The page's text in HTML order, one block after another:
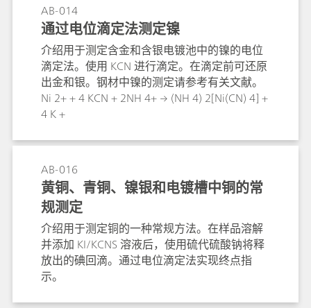
AB-014
通过电位滴定法测定镍
介绍用于测定含金和含银电镀池中的镍的电位
滴定法。使用 KCN 进行滴定。在滴定前可还原
出金和银。钢材中镍的测定请参考有关文献。
Ni 2+ + 4 KCN + 2NH 4+ → (NH 4) 2[Ni(CN) 4] +
4 K +
AB-016
黄铜、青铜、镍银和电镀槽中铜的常
规测定
介绍用于测定铜的一种常规方法。在样品溶解
并添加 KI/KCNS 溶液后，使用硫代硫酸钠将释
放出的碘回滴。通过电位滴定法实现终点指
示。